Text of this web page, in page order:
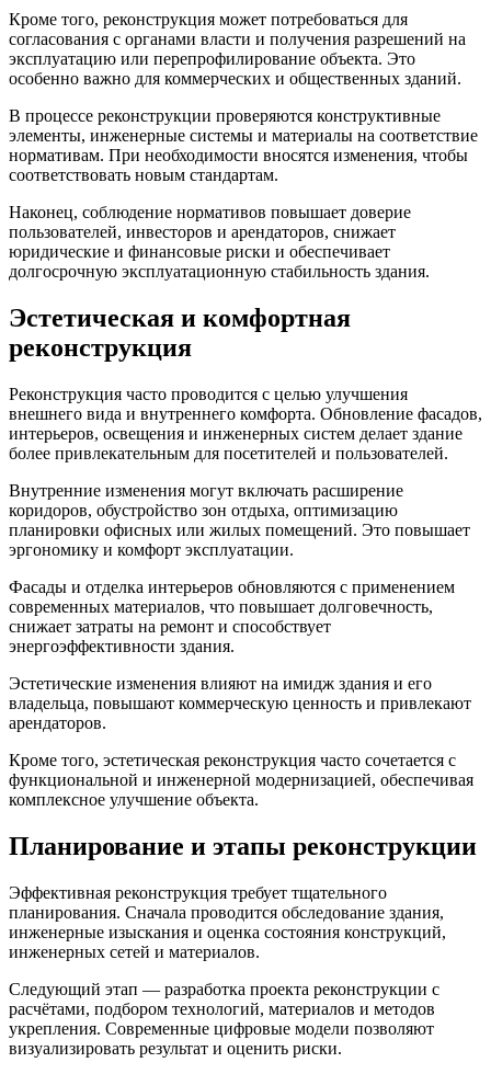
Кроме того, реконструкция может потребоваться для
согласования с органами власти и получения разрешений на
эксплуатацию или перепрофилирование объекта. Это
особенно важно для коммерческих и общественных зданий.
В процессе реконструкции проверяются конструктивные
элементы, инженерные системы и материалы на соответствие
нормативам. При необходимости вносятся изменения, чтобы
соответствовать новым стандартам.
Наконец, соблюдение нормативов повышает доверие
пользователей, инвесторов и арендаторов, снижает
юридические и финансовые риски и обеспечивает
долгосрочную эксплуатационную стабильность здания.
Эстетическая и комфортная
реконструкция
Реконструкция часто проводится с целью улучшения
внешнего вида и внутреннего комфорта. Обновление фасадов,
интерьеров, освещения и инженерных систем делает здание
более привлекательным для посетителей и пользователей.
Внутренние изменения могут включать расширение
коридоров, обустройство зон отдыха, оптимизацию
планировки офисных или жилых помещений. Это повышает
эргономику и комфорт эксплуатации.
Фасады и отделка интерьеров обновляются с применением
современных материалов, что повышает долговечность,
снижает затраты на ремонт и способствует
энергоэффективности здания.
Эстетические изменения влияют на имидж здания и его
владельца, повышают коммерческую ценность и привлекают
арендаторов.
Кроме того, эстетическая реконструкция часто сочетается с
функциональной и инженерной модернизацией, обеспечивая
комплексное улучшение объекта.
Планирование и этапы реконструкции
Эффективная реконструкция требует тщательного
планирования. Сначала проводится обследование здания,
инженерные изыскания и оценка состояния конструкций,
инженерных сетей и материалов.
Следующий этап — разработка проекта реконструкции с
расчётами, подбором технологий, материалов и методов
укрепления. Современные цифровые модели позволяют
визуализировать результат и оценить риски.